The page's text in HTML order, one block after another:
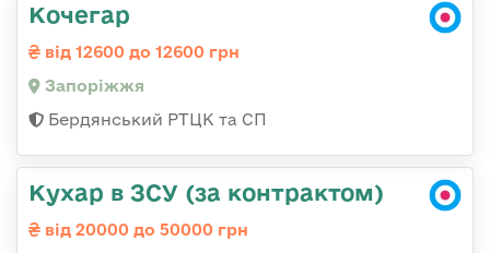
Кочегар
від 12600 до 12600 грн
Запоріжжя
Бердянський РТЦК та СП
Кухар в ЗСУ (за контрактом)
від 20000 до 50000 грн